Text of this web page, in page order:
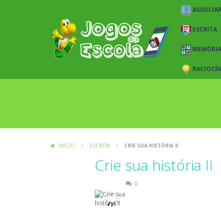
ESCRITA
MEMÓRIA
INÍCIO / ESCRITA / CRIE SUA HISTÓRIA II
Crie sua história II
0